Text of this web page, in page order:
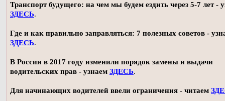
Транспорт будущего: на чем мы будем ездить через 5-7 лет -
ЗДЕСЬ.
Где и как правильно заправляться: 7 полезных советов -
ЗДЕСЬ.
В России в 2017 году изменили порядок замены и выдачи
водительских прав - узнаем ЗДЕСЬ.
Для начинающих водителей ввели ограничения - читаем